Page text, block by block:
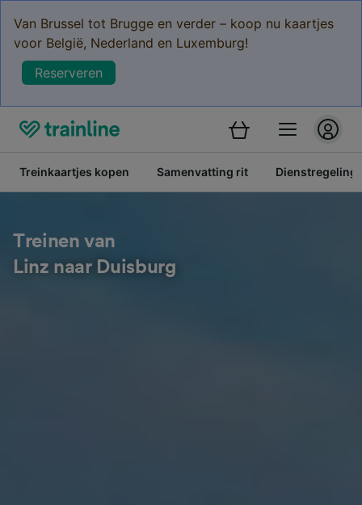
Van Brussel tot Brugge en verder – koop nu kaartjes
voor België, Nederland en Luxemburg!
Reserveren
Treinkaartjes kopen Samenvatting rit Dienstregeling
Treinen van
Linz naar Duisburg